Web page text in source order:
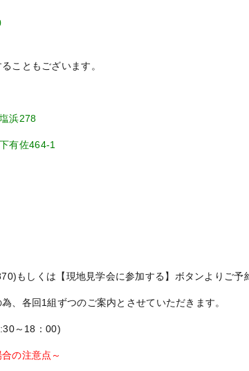
こともございます。
浜278
佐464-1
もしくは【現地見学会に参加する】ボタンよりご予
、各回1組ずつのご案内とさせていただきます。
～18：00)
の注意点～